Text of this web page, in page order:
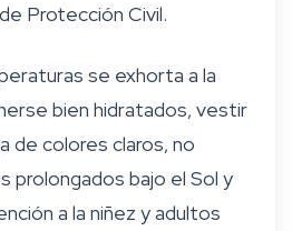
Protección Civil.
se exhorta a la
bien hidratados, vestir
de colores claros, no
prolongados bajo el Sol y
a la niñez y adultos